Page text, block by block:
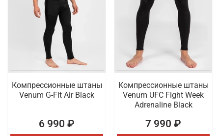
Компрессионные штаны
Venum G-Fit Air Black
6 990 ₽
Компрессионные штаны
Venum UFC Fight Week
Adrenaline Black
7 990 ₽